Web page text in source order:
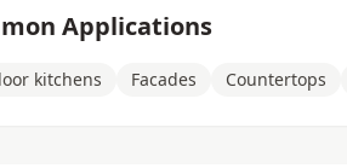
Applications
kitchens Facades Countertops